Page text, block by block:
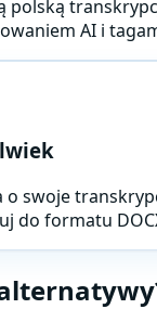
polską
AI i
swoje
do formatu